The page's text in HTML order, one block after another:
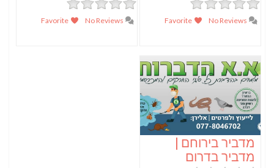
מדביר בירוחם |
מדביר בדרום